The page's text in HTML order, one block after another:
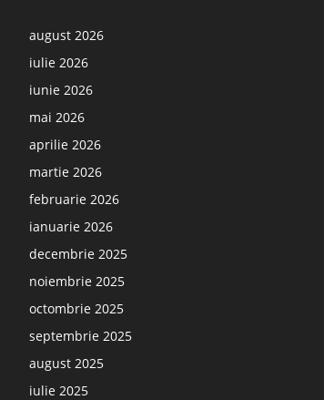
august 2026
iulie 2026
iunie 2026
mai 2026
aprilie 2026
martie 2026
februarie 2026
ianuarie 2026
decembrie 2025
noiembrie 2025
octombrie 2025
septembrie 2025
august 2025
iulie 2025